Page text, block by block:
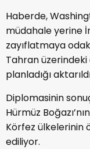
Haberde,
müdahale yerine
zayıflatmaya
Tahran üzerindeki
planladığı
Diplomasinin
Hürmüz
Körfez ülkelerinin
ediliyor.